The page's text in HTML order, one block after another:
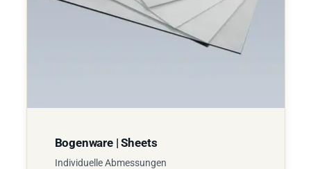
Bogenware | Sheets
Individuelle Abmessungen